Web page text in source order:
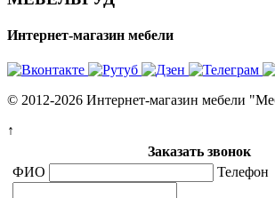
Интернет-магазин мебели
© 2012-2026 Интернет-магазин мебели
↑
Заказать звонок
ФИО
Телефон